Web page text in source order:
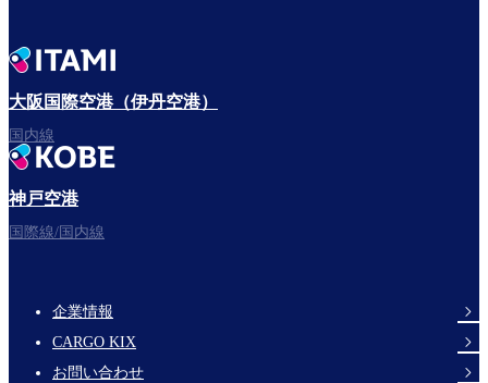
大阪国際空港（伊丹空港）
国内線
神戸空港
国際線/国内線
Footer
Links
企業情報
CARGO KIX
お問い合わせ